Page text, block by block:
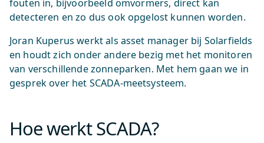
fouten in, bijvoorbeeld omvormers, direct kan
detecteren en zo dus ook opgelost kunnen worden.
Joran Kuperus werkt als asset manager bij Solarfields
en houdt zich onder andere bezig met het monitoren
van verschillende zonneparken. Met hem gaan we in
gesprek over het SCADA-meetsysteem.
Hoe werkt SCADA?